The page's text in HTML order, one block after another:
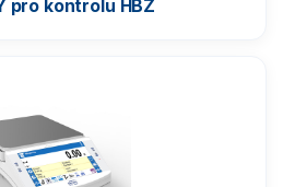
pro kontrolu HBZ